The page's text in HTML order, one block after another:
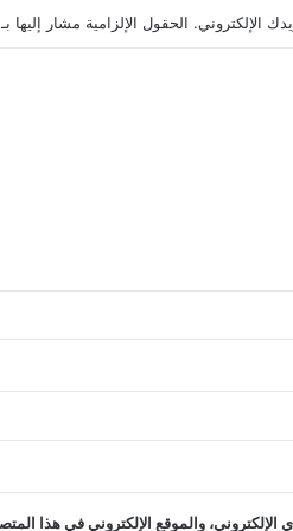
الإلكتروني. الحقول الإلزامية مشار إليها بـ
والموقع الإلكتروني في هذا